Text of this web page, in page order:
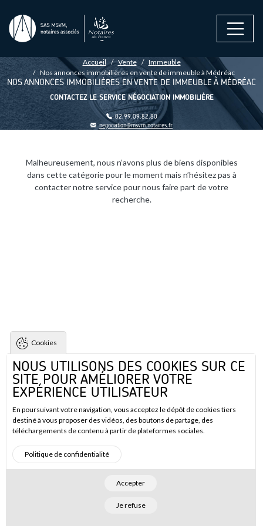
FIL D'ARIANEAccueil Vente
Immeuble
Nos annonces immobilières en vente de immeuble à Médréac
NOS ANNONCES IMMOBILIÈRES EN VENTE DE IMMEUBLE À MÉDRÉAC
CONTACTEZ LE SERVICE NÉGOCIATION IMMOBILIÈRE
02.99.09.82.80
negociation@msvm.notaires.fr
Malheureusement, nous n’avons plus de biens disponibles
dans cette catégorie pour le moment mais n’hésitez pas à
contacter notre service pour nous faire part de votre
recherche.
Cookies
NOUS UTILISONS DES COOKIES SUR CE
SITE POUR AMÉLIORER VOTRE
EXPÉRIENCE UTILISATEUR
En poursuivant votre navigation, vous acceptez le dépôt de cookies tiers
destiné à vous proposer des vidéos, des boutons de partage, des
téléchargements de contenu à partir de plateformes sociales.
Politique de confidentialité
Accepter
Je refuse